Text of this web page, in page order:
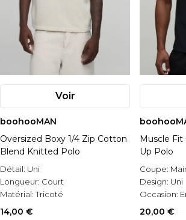
Voir
boohooMAN
Oversized Boxy 1/4 Zip Cotton
Blend Knitted Polo
Détail: Uni
Longueur: Court
Matérial:Tricoté
14,00 €
Muscle Fit
Up Polo
Coupe:
Design: Uni
Occasion:
20,00 €